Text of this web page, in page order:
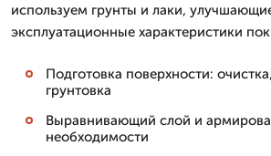
используем грунты и лаки,
эксплуатационные характеристики
Подготовка поверхности:
грунтовка
Выравнивающий слой и
необходимости